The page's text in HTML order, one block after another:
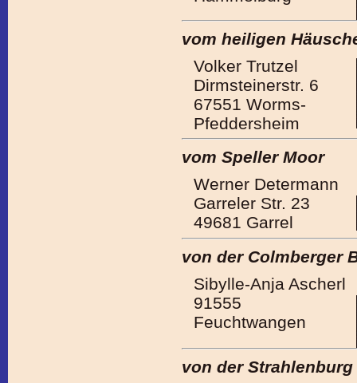
vom heiligen
Volker Trutzel
Dirmsteinerstr. 6
67551 Worms-
Pfeddersheim
vom Speller Moor
Werner Determann
Garreler Str. 23
49681 Garrel
von der Colmberger
Sibylle-Anja Ascherl
91555
Feuchtwangen
von der Strahlenburg